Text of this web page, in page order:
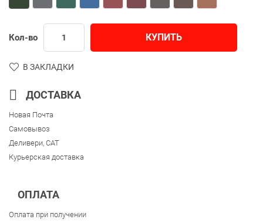
Кол-во КУПИТЬ
В ЗАКЛАДКИ
ДОСТАВКА
Новая Почта
Самовывоз
Деливери, CAT
Курьерская доставка
ОПЛАТА
Оплата при получении